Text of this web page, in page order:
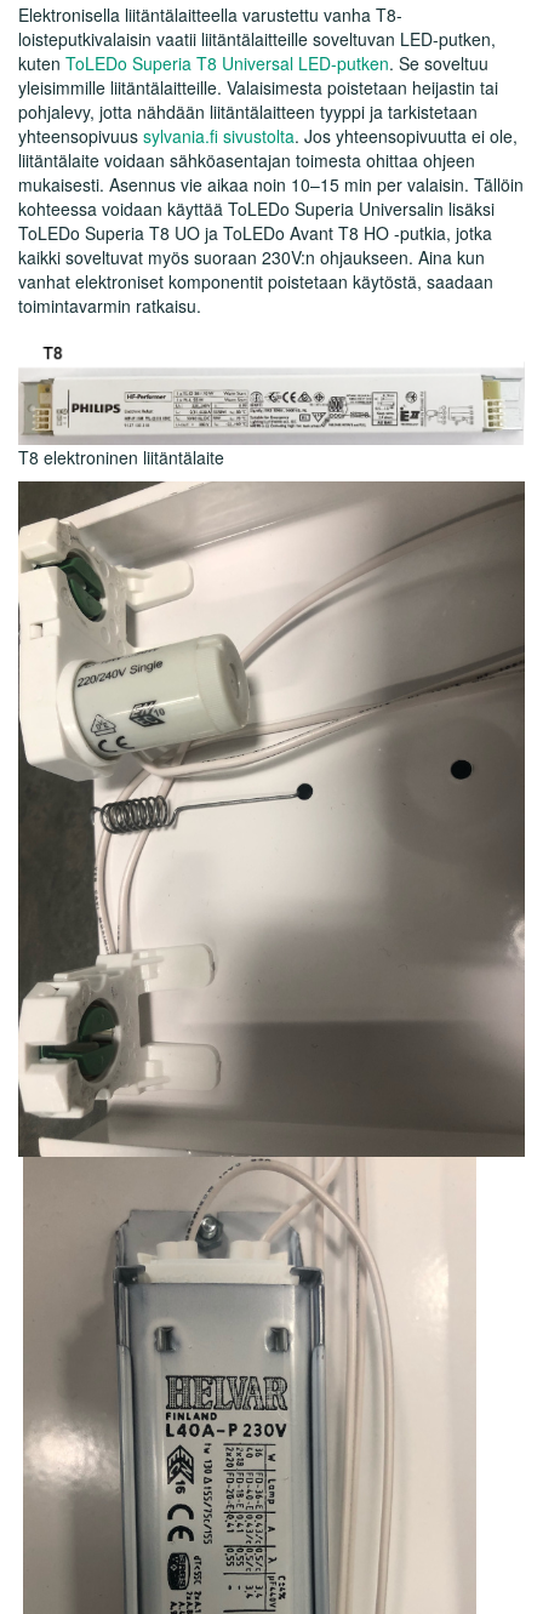
Elektronisella liitäntälaitteella varustettu vanha T8-
loisteputkivalaisin vaatii liitäntälaitteille soveltuvan LED-putken,
kuten ToLEDo Superia T8 Universal LED-putken. Se soveltuu
yleisimmille liitäntälaitteille. Valaisimesta poistetaan heijastin tai
pohjalevy, jotta nähdään liitäntälaitteen tyyppi ja tarkistetaan
yhteensopivuus sylvania.fi sivustolta. Jos yhteensopivuutta ei ole,
liitäntälaite voidaan sähköasentajan toimesta ohittaa ohjeen
mukaisesti. Asennus vie aikaa noin 10–15 min per valaisin. Tällöin
kohteessa voidaan käyttää ToLEDo Superia Universalin lisäksi
ToLEDo Superia T8 UO ja ToLEDo Avant T8 HO -putkia, jotka
kaikki soveltuvat myös suoraan 230V:n ohjaukseen. Aina kun
vanhat elektroniset komponentit poistetaan käytöstä, saadaan
toimintavarmin ratkaisu.
T8 elektroninen liitäntälaite